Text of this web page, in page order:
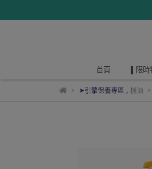
首頁 ▌限
➤引擎保養專區 , 機油